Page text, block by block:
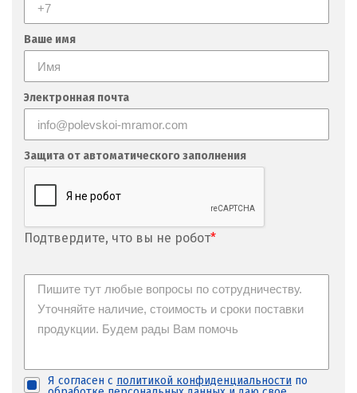
Люберцы
М
Магнитогорск
Махачкала
Медведевка
Н
Набарежные Челны
Ваше имя
Электронная почта
Защита от автоматического заполнения
Подтвердите, что вы не робот*
Я согласен с политикой конфиденциальности по